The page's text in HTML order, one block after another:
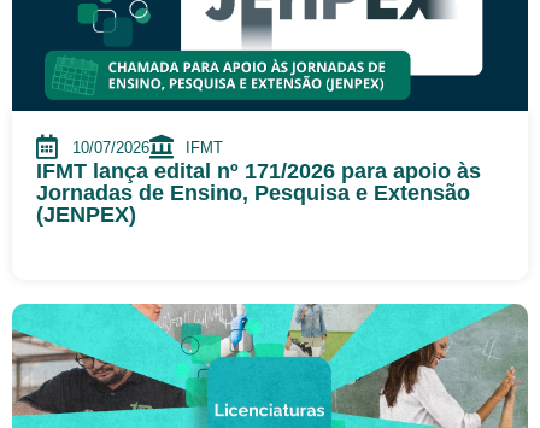
10/07/2026 IFMT
IFMT lança edital nº 171/2026 para apoio às
Jornadas de Ensino, Pesquisa e Extensão
(JENPEX)